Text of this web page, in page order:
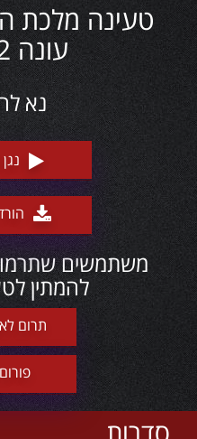
טעינה מלכת
עונה 2 פרק 9
נא
משתמשים שתרמו
להמתין
תרום